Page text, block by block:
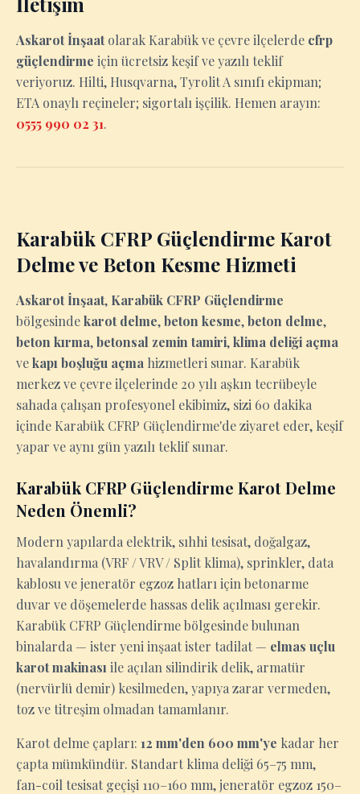
Askarot İnşaatolarak Karabük ve çevre ilçelerde cfrp
güçlendirme için ücretsiz keşif ve yazılı teklif
veriyoruz. Hilti, Husqvarna, Tyrolit A sınıfı ekipman;
ETA onaylı reçineler; sigortalı işçilik. Hemen arayın:
0555 990 02 31.
Karabük CFRP Güçlendirme Karot
Delme ve Beton Kesme Hizmeti
Askarot İnşaat, Karabük CFRP Güçlendirme
bölgesindekarot delme,beton kesme,beton delme,
beton kırma,betonsal zemin tamiri,klima deliği açma
vekapı boşluğu açma hizmetleri sunar. Karabük
merkez ve çevre ilçelerinde 20 yılı aşkın tecrübeyle
sahada çalışan profesyonel ekibimiz, sizi 60 dakika
içinde Karabük CFRP Güçlendirme'de ziyaret eder, keşif
yapar ve aynı gün yazılı teklif sunar.
Karabük CFRP Güçlendirme Karot Delme
Neden Önemli?
Modern yapılarda elektrik, sıhhi tesisat, doğalgaz,
havalandırma (VRF / VRV / Split klima), sprinkler, data
kablosu ve jeneratör egzoz hatları için betonarme
duvar ve döşemelerde hassas delik açılması gerekir.
Karabük CFRP Güçlendirme bölgesinde bulunan
binalarda — ister yeni inşaat ister tadilat — elmas uçlu
karot makinası ile açılan silindirik delik, armatür
(nervürlü demir) kesilmeden, yapıya zarar vermeden,
toz ve titreşim olmadan tamamlanır.
Karot delme çapları: 12 mm'den 600 mm'ye kadar her
çapta mümkündür. Standart klima deliği 65–75 mm,
fan-coil tesisat geçişi 110–160 mm, jeneratör egzoz 150–